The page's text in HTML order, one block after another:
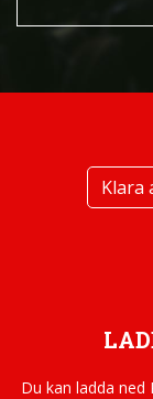
Klara
Du kan ladda ned